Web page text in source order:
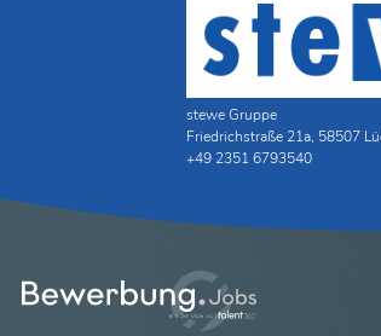
stewe Gruppe
Friedrichstraße 21a, 58507
+49 2351 6793540